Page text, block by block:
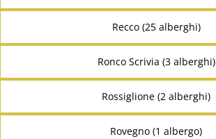
Recco (25 alberghi)
Ronco Scrivia (3 alberghi)
Rossiglione (2 alberghi)
Rovegno (1 albergo)